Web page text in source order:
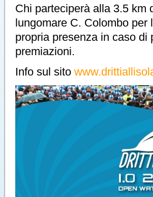
Chi parteciperà alla 3.5 km
lungomare C. Colombo per
propria presenza in caso
premiazioni.
Info sul sito